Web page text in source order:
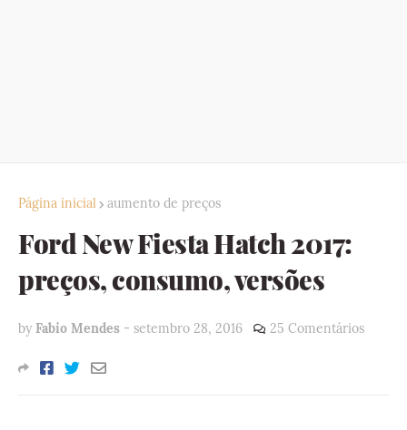
Página inicial aumento de preços
Ford New Fiesta Hatch 2017:
preços, consumo, versões
by Fabio Mendes - setembro 28, 2016 25 Comentários